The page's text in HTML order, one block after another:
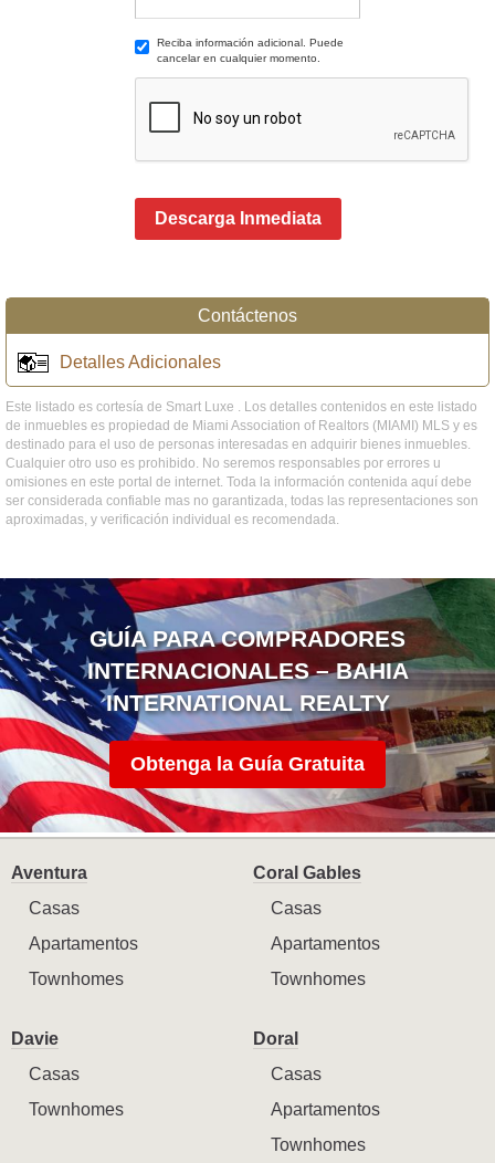
Reciba información adicional. Puede
cancelar en cualquier momento.
Descarga Inmediata
Contáctenos
Detalles Adicionales
Este listado es cortesía de Smart Luxe . Los detalles contenidos en este listado
de inmuebles es propiedad de Miami Association of Realtors (MIAMI) MLS y es
destinado para el uso de personas interesadas en adquirir bienes inmuebles.
Cualquier otro uso es prohibido. No seremos responsables por errores u
omisiones en este portal de internet. Toda la información contenida aquí debe
ser considerada confiable mas no garantizada, todas las representaciones son
aproximadas, y verificación individual es recomendada.
GUÍA PARA COMPRADORES
INTERNACIONALES – BAHIA
INTERNATIONAL REALTY
Obtenga la Guía Gratuita
Aventura
Casas
Apartamentos
Townhomes
Coral Gables
Casas
Apartamentos
Townhomes
Davie
Casas
Townhomes
Doral
Casas
Apartamentos
Townhomes